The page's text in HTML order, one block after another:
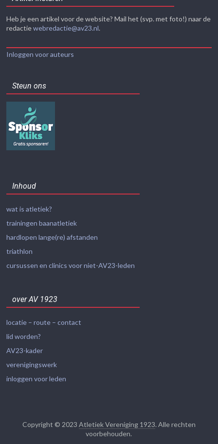
Heb je een artikel voor de website? Mail het (svp. met foto!) naar de
redactiewebredactie@av23.nl.
Inloggen voor auteurs
Steun ons
Inhoud
wat is atletiek?
trainingen baanatletiek
hardlopen lange(re) afstanden
triathlon
cursussen en clinics voor niet-AV23-leden
over AV 1923
locatie – route – contact
lid worden?
AV23-kader
verenigingswerk
inloggen voor leden
Copyright © 2023 Atletiek Vereniging 1923. Alle rechten
voorbehouden.